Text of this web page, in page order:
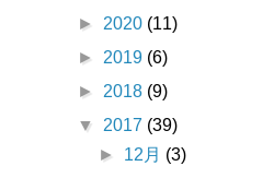
► 2020 (11)
► 2019 (6)
► 2018 (9)
▼ 2017 (39)
► 12月 (3)